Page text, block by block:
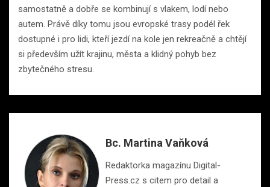
samostatně a dobře se kombinují s vlakem, lodí nebo
autem. Právě díky tomu jsou evropské trasy podél řek
dostupné i pro lidi, kteří jezdí na kole jen rekreačně a chtějí
si především užít krajinu, města a klidný pohyb bez
zbytečného stresu.
Bc. Martina Vaňková
Redaktorka magazínu Digital-
Press.cz s citem pro detail a